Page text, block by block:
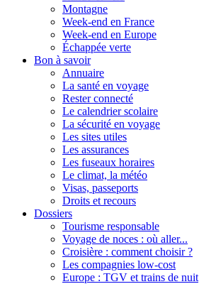
Montagne
Week-end en France
Week-end en Europe
Échappée verte
Bon à savoir
Annuaire
La santé en voyage
Rester connecté
Le calendrier scolaire
La sécurité en voyage
Les sites utiles
Les assurances
Les fuseaux horaires
Le climat, la météo
Visas, passeports
Droits et recours
Dossiers
Tourisme responsable
Voyage de noces : où aller...
Croisière : comment choisir ?
Les compagnies low-cost
Europe : TGV et trains de nuit